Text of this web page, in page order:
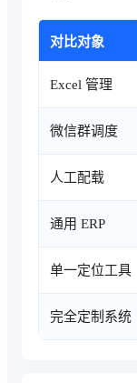
对比对象
Excel 管理
微信群调度
人工配载
通用 ERP
单一定位工具
完全定制系统